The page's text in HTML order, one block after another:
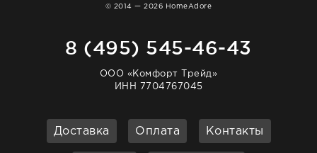
© 2014 — 2026 HomeAdore
8 (495) 545-46-43
ООО «Комфорт Трейд»
ИНН 7704767045
Доставка Оплата Контакты